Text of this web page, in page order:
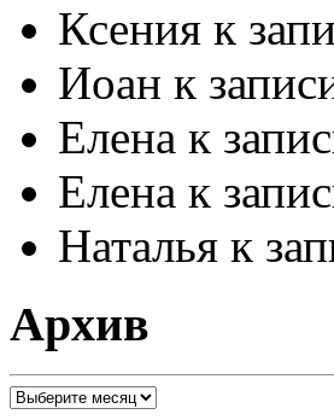
Ксения к
Иоан к
Елена к
Елена к
Наталья к
Архив
Архив